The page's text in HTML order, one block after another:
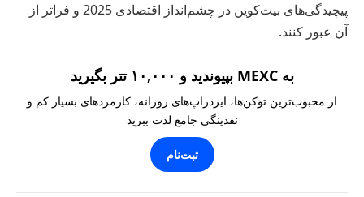
پیچیدگی‌های بیت‌کوین در چشم‌انداز اقتصادی 2025 و فراتر از
آن عبور کنند.
به MEXC بپیوندید و ۱۰,۰۰۰ تتر بگیرید
از محبوب‌ترین توکن‌ها، ایردراپ‌های روزانه، کارمزدهای بسیار کم و
نقدینگی جامع لذت ببرید
ثبت‌نام